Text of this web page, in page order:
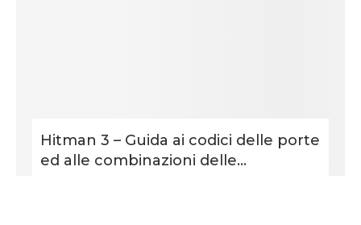
Hitman 3 – Guida ai codici delle porte
ed alle combinazioni delle...